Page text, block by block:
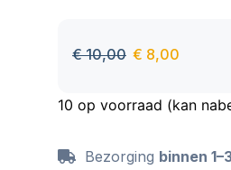
€10,00 € 8,00
10 op voorraad (kan
Bezorging binnen